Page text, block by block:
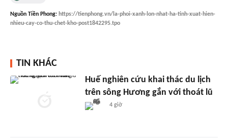
Nguồn Tiền Phong: https://tienphong.vn/la-phoi-xanh-lon-nhat-ha-tinh-xuat-hien-
nhieu-cay-co-thu-chet-kho-post1842295.tpo
TIN KHÁC
Huế nghiên cứu khai thác du lịch
trên sông Hương gắn với thoát lũ
4 giờ